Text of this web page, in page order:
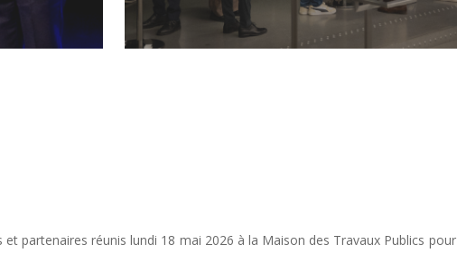
partenaires réunis lundi 18 mai 2026 à la Maison des Travaux Publics pour